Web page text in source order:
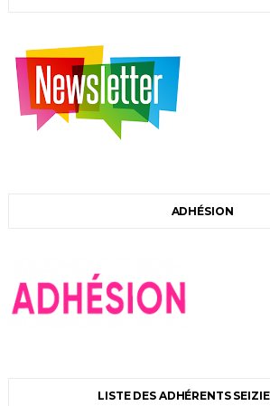
ADHÉSION
LISTE DES ADHÉRENTS